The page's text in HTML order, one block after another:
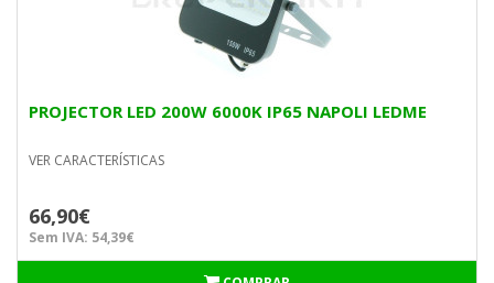
PROJECTOR LED 200W 6000K IP65 NAPOLI LEDME
VER CARACTERÍSTICAS
66,90€
Sem IVA: 54,39€